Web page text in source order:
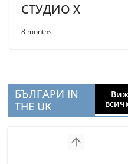
СТУДИО X
8 months
БЪЛГАРИ IN
THE UK
Виж